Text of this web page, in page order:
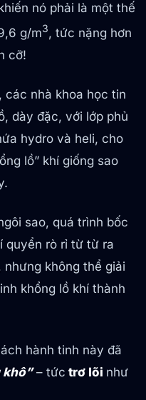
nó phải là một thế
g/m3, tức nặng hơn
cỡ!
các nhà khoa học tin
dày đặc, với lớp phủ
hydro và heli, cho
lồ” khí giống sao
sao, quá trình bốc
quyển rò rỉ từ từ ra
không thể giải
khổng lồ khí thành
hành tinh này đã
khô”– tức trơ lõi như